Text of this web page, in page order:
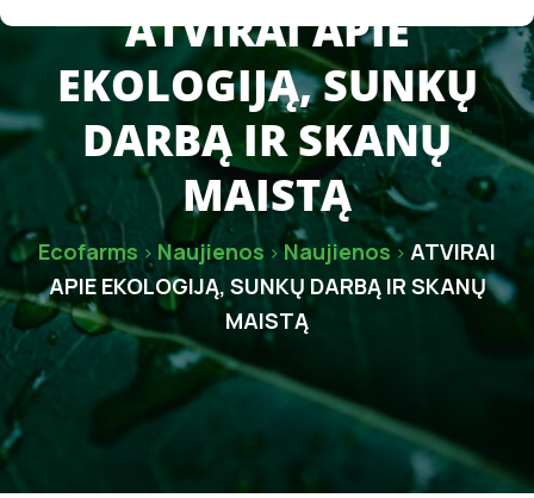
ATVIRAI APIE
EKOLOGIJĄ, SUNKŲ
DARBĄ IR SKANŲ
MAISTĄ
Ecofarms > Naujienos >Naujienos > ATVIRAI
APIE EKOLOGIJĄ, SUNKŲ DARBĄ IR SKANŲ
MAISTĄ